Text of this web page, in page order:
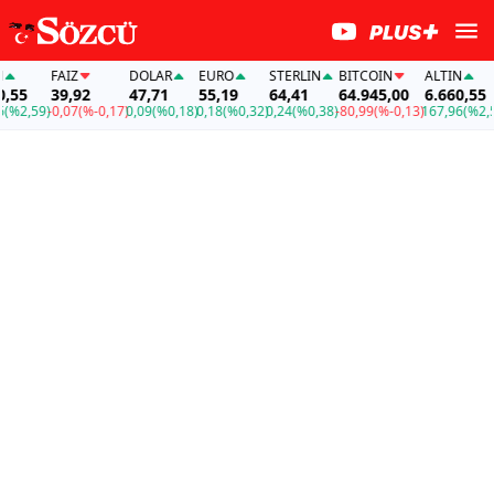
FAİZ
39,92
-0,07(%-0,17)
DOLAR
47,71
0,09(%0,18)
EURO
55,19
0,18(%0,32)
STERLIN
64,41
0,24(%0,38)
BITCOIN
64.945,00
-80,99(%-0,13)
ALTIN
6.660,55
167,96(%2,59)